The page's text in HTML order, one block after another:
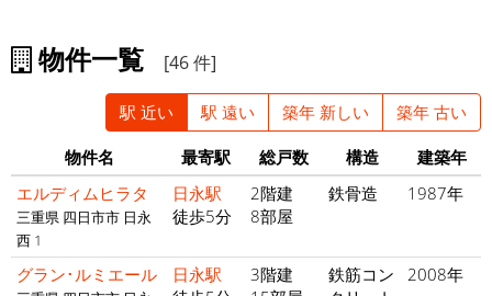
物件一覧 [46 件]
駅 近い 駅 遠い 築年 新しい 築年 古い
物件名 最寄駅 総戸数 構造
建築年
エルディムヒラタ
三重県 四日市市 日永
西 1
日永駅
徒歩5分
2階建
8部屋
鉄骨造 1987年
グラン･ルミエール
日永駅
3階建
鉄筋コン
2008年